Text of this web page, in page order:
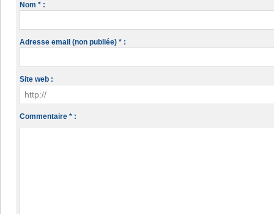
Nom * :
Adresse email (non publiée) * :
Site web :
Commentaire * :